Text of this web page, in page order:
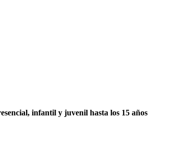
infantil y juvenil hasta los 15 años